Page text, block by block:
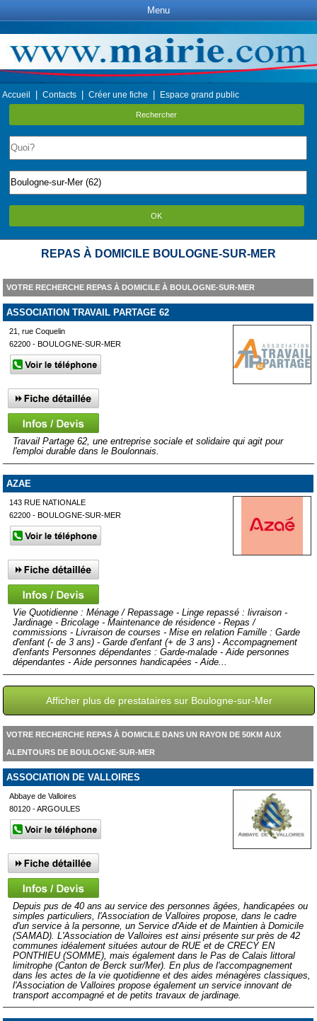
Menu
Accueil Contacts Créer une fiche Espace grand public
Rechercher
OK
REPAS À DOMICILE BOULOGNE-SUR-MER
VOTRE RECHERCHE REPAS À DOMICILE À BOULOGNE-SUR-MER
ASSOCIATION TRAVAIL PARTAGE 62
21, rue Coquelin
62200 - BOULOGNE-SUR-MER
Travail Partage 62, une entreprise sociale et solidaire qui agit pour
l'emploi durable dans le Boulonnais.
AZAE
143 RUE NATIONALE
62200 - BOULOGNE-SUR-MER
Vie Quotidienne : Ménage / Repassage - Linge repassé : livraison -
Jardinage - Bricolage - Maintenance de résidence - Repas /
commissions - Livraison de courses - Mise en relation Famille : Garde
d'enfant (- de 3 ans) - Garde d'enfant (+ de 3 ans) - Accompagnement
d'enfants Personnes dépendantes : Garde-malade - Aide personnes
dépendantes - Aide personnes handicapées - Aide...
Afficher plus de prestataires sur Boulogne-sur-Mer
VOTRE RECHERCHE REPAS À DOMICILE DANS UN RAYON DE 50KM AUX
ALENTOURS DE BOULOGNE-SUR-MER
ASSOCIATION DE VALLOIRES
Abbaye de Valloires
80120 - ARGOULES
Depuis pus de 40 ans au service des personnes âgées, handicapées ou
simples particuliers, l'Association de Valloires propose, dans le cadre
d'un service à la personne, un Service d'Aide et de Maintien à Domicile
(SAMAD). L'Association de Valloires est ainsi présente sur près de 42
communes idéalement situées autour de RUE et de CRECY EN
PONTHIEU (SOMME), mais également dans le Pas de Calais littoral
limitrophe (Canton de Berck sur/Mer). En plus de l'accompagnement
dans les actes de la vie quotidienne et des aides ménagères classiques,
l'Association de Valloires propose également un service innovant de
transport accompagné et de petits travaux de jardinage.